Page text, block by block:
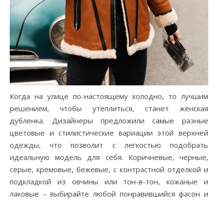
Когда на улице по-настоящему холодно, то лучшим
решением, чтобы утеплиться, станет женская
дубленка. Дизайнеры предложили самые разные
цветовые и стилистические вариации этой верхней
одежды, что позволит с легкостью подобрать
идеальную модель для себя. Коричневые, черные,
серые, кремовые, бежевые, с контрастной отделкой и
подкладкой из овчины или тон-в-тон, кожаные и
лаковые – выбирайте любой понравившийся фасон и